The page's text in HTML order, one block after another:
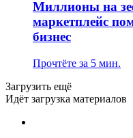
Миллионы на
маркетплейс
бизнес
Прочтёте за 5 мин.
Загрузить ещё
Идёт загрузка материалов